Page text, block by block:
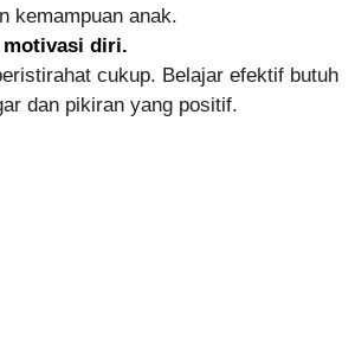
kemampuan anak.
motivasi diri.
cukup. Belajar efektif butuh
dan pikiran yang positif.